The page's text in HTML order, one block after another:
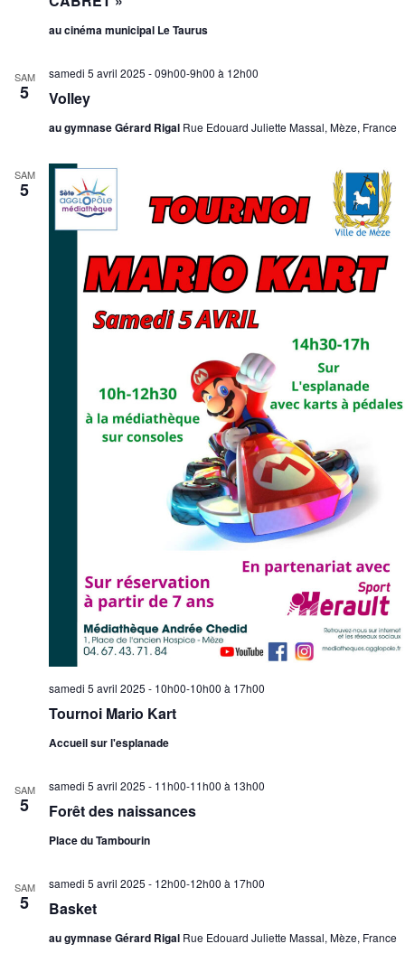
au cinéma municipal Le Taurus
SAM
5 Volley
samedi 5 avril 2025 - 09h00-9h00 à 12h00
au gymnase Gérard Rigal Rue Edouard Juliette Massal, Mèze, France
SAM
5
Tournoi Mario Kart
samedi 5 avril 2025 - 10h00-10h00 à 17h00
Accueil sur l'esplanade
SAM
5 Forêt des naissances
samedi 5 avril 2025 - 11h00-11h00 à 13h00
Place du Tambourin
SAM
5 Basket
samedi 5 avril 2025 - 12h00-12h00 à 17h00
au gymnase Gérard Rigal Rue Edouard Juliette Massal, Mèze, France